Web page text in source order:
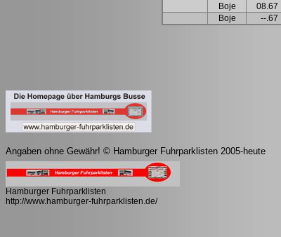
Boje
08.67
Boje --.67
Angaben ohne Gewähr! © Hamburger Fuhrparklisten 2005-heute
Hamburger Fuhrparklisten
http://www.hamburger-fuhrparklisten.de/